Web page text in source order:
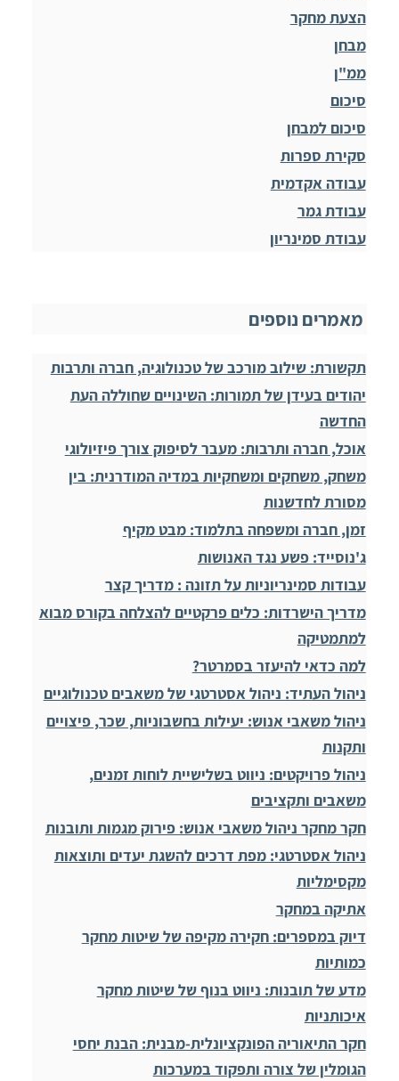
הצעת מחקר
מבחן
ממ"ן
סיכום
סיכום למבחן
סקירת ספרות
עבודה אקדמית
עבודת גמר
עבודת סמינריון
מאמרים נוספים
תקשורת: שילוב מורכב של טכנולוגיה, חברה ותרבות
יהודים בעידן של תמורות: השינויים שחוללה העת
החדשה
אוכל, חברה ותרבות: מעבר לסיפוק צורך פיזיולוגי
משחק, משחקים ומשחקיות במדיה המודרנית: בין
מסורת לחדשנות
זמן, חברה ומשפחה בתלמוד: מבט מקיף
ג'נוסייד: פשע נגד האנושות
עבודות סמינריוניות על תזונה : מדריך קצר
מדריך הישרדות: כלים פרקטיים להצלחה בקורס מבוא
למתמטיקה
למה כדאי להיעזר בסמרטר?
ניהול העתיד: ניהול אסטרטגי של משאבים טכנולוגיים
ניהול משאבי אנוש: יעילות בחשבוניות, שכר, פיצויים
ותקנות
ניהול פרויקטים: ניווט בשלישיית לוחות זמנים,
משאבים ותקציבים
חקר מחקר ניהול משאבי אנוש: פירוק מגמות ותובנות
ניהול אסטרטגי: מפת דרכים להשגת יעדים ותוצאות
מקסימליות
אתיקה במחקר
דיוק במספרים: חקירה מקיפה של שיטות מחקר
כמותיות
מדע של תובנות: ניווט בנוף של שיטות מחקר
איכותניות
חקר התיאוריה הפונקציונלית-מבנית: הבנת יחסי
הגומלין של צורה ותפקוד במערכות